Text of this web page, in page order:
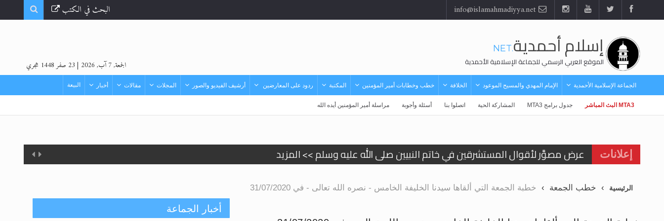
البحث في الكتب
إسلام أحمدية.NET
الموقع العربي الرسمي للجماعة الإسلامية الأحمدية الجمعة, 7 آب, 2026 | 23 صفر 1448 هجري
الجماعة الإسلامية الأحمدية الإمام المهدي والمسيح الموعود الخلافة خطب وخطابات أمير المؤمنين المكتبة ردود على المعارضين أرشيف الفيديو والصور المجلات مقالات أخبار البيعة
MTA3 البث المباشر جدول برامج MTA3 المشاركة الحية اتصلوا بنا أسئلة وأجوبة مراسلة أمير المؤمنين أيده الله
إعلانات
الحجّ.. دلالات، حِكم، وأهداف >> المزيد
اقرأ هذا المقال في أهمية عيد الأضحى وأحكامه >> المزيد
الرئيسية خطب الجمعة خطبة الجمعة التي ألقاها سيدنا الخليفة الخامس - نصره الله تعالى - في 31/07/2020
أخبار الجماعة
الأحمدية بنيجيريا لعام 2025